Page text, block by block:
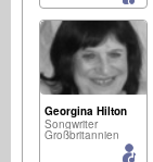
Georgina Hilton
Songwriter
Großbritannien